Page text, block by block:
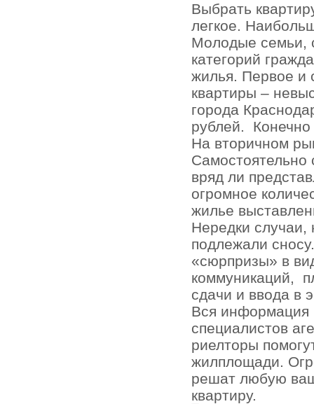
Выбрать
легкое.
Молодые семьи,
категорий
жилья. Первое и
квартиры –
города
рублей.
На вторичном
Самостоятельно
вряд ли
огромное
жилье
Нередки случаи,
подлежали
«сюрпризы» в
коммуникаций,
сдачи и ввода в
Вся информация
специалистов
риелторы
жилплощади.
решат любую
квартиру.